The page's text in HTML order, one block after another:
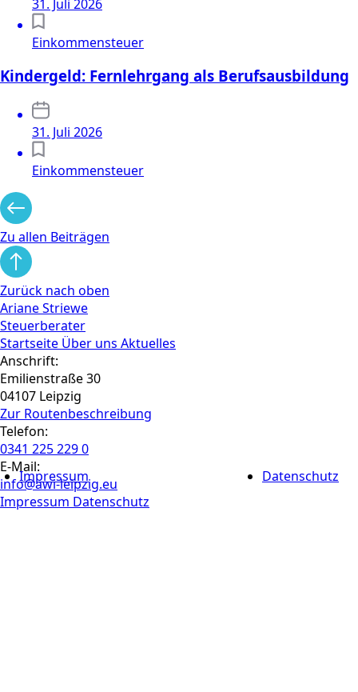
Impressum Datenschutz
31. Juli 2026
Einkommensteuer
Kindergeld: Fernlehrgang als Berufsausbildung
31. Juli 2026
Einkommensteuer
Zu allen Beiträgen
Zurück nach oben
Ariane Striewe
Steuerberater
Startseite Über uns Aktuelles
Anschrift:
Emilienstraße 30
04107 Leipzig
Zur Routen­beschreibung
Telefon:
0341 225 229 0
E-Mail:
info@awi-leipzig.eu
Impressum Datenschutz